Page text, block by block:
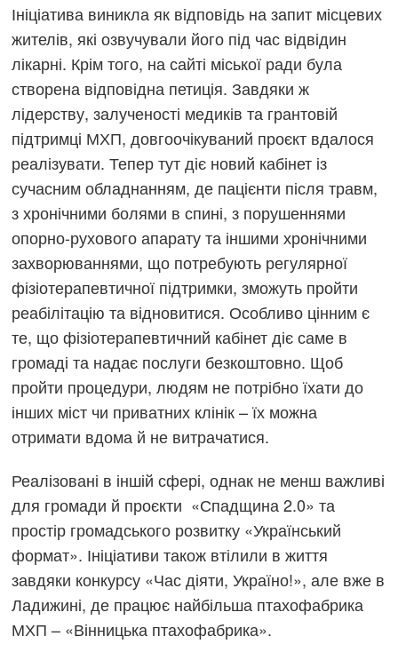
Ініціатива виникла як відповідь на запит місцевих
жителів, які озвучували його під час відвідин
лікарні. Крім того, на сайті міської ради була
створена відповідна петиція. Завдяки ж
лідерству, залученості медиків та грантовій
підтримці МХП, довгоочікуваний проєкт вдалося
реалізувати. Тепер тут діє новий кабінет із
сучасним обладнанням, де пацієнти після травм,
з хронічними болями в спині, з порушеннями
опорно-рухового апарату та іншими хронічними
захворюваннями, що потребують регулярної
фізіотерапевтичної підтримки, зможуть пройти
реабілітацію та відновитися. Особливо цінним є
те, що фізіотерапевтичний кабінет діє саме в
громаді та надає послуги безкоштовно. Щоб
пройти процедури, людям не потрібно їхати до
інших міст чи приватних клінік – їх можна
отримати вдома й не витрачатися.
Реалізовані в іншій сфері, однак не менш важливі
для громади й проєкти «Спадщина 2.0» та
простір громадського розвитку «Український
формат». Ініціативи також втілили в життя
завдяки конкурсу «Час діяти, Україно!», але вже в
Ладижині, де працює найбільша птахофабрика
МХП – «Вінницька птахофабрика».